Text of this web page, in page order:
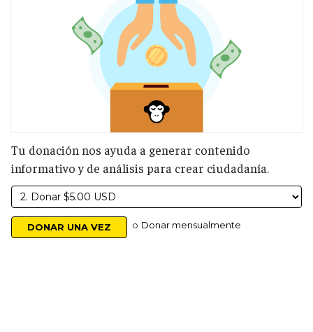
Tu donación nos ayuda a generar contenido
informativo y de análisis para crear ciudadanía.
o Donar mensualmente